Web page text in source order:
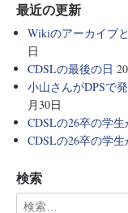
最近の更新
Wikiのアーカイブ
日
CDSLの最後の日
小山さんがDPSで
月30日
CDSLの26卒の学生
CDSLの26卒の学生
検索